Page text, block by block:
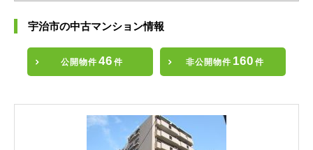
宇治市の中古マンション情報
公開物件 46 件 非公開物件 160 件